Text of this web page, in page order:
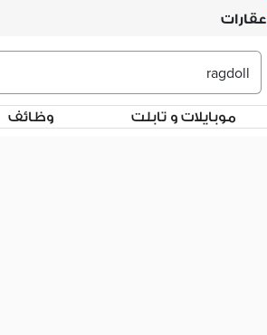
عقارات
موبايلات و تابلت وظائف